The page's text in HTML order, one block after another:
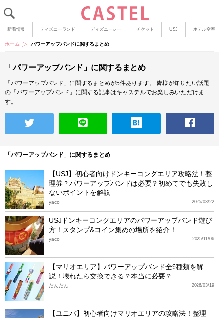
新着情報 ディズニーランド ディズニーシー チケット USJ ホテル空室
ホーム パワーアップバンドに関するまとめ
「パワーアップバンド」に関するまとめ
「パワーアップバンド」に関するまとめが5件あります。
皆様が知りたい話題
の「パワーアップバンド」に関する記事はキャステルでお楽しみいただけま
す。
「パワーアップバンド」に関するまとめ
【USJ】初心者向けドンキーコングエリア攻略法！整
理券？パワーアップバンドは必要？初めてでも失敗し
ないポイントを解説
2025/03/22
yaco
USJドンキーコングエリアのパワーアップバンド遊び
方！スタンプ&コイン集めの場所を紹介！
2025/11/06
yaco
【マリオエリア】パワーアップバンド全9種類を解
説！壊れたら交換できる？本当に必要？
2026/03/19
だんだん
【ユニバ】初心者向けマリオエリアの攻略法！整理